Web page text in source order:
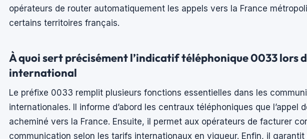
opérateurs de router automatiquement les appels vers la France
certains territoires français.
À quoi sert précisément l’indicatif téléphonique 0033 lors
international
Le préfixe 0033 remplit plusieurs fonctions essentielles dans les
internationales. Il informe d’abord les centraux téléphoniques que l’appel
acheminé vers la France. Ensuite, il permet aux opérateurs de facturer
communication selon les tarifs internationaux en vigueur. Enfin, il garantit